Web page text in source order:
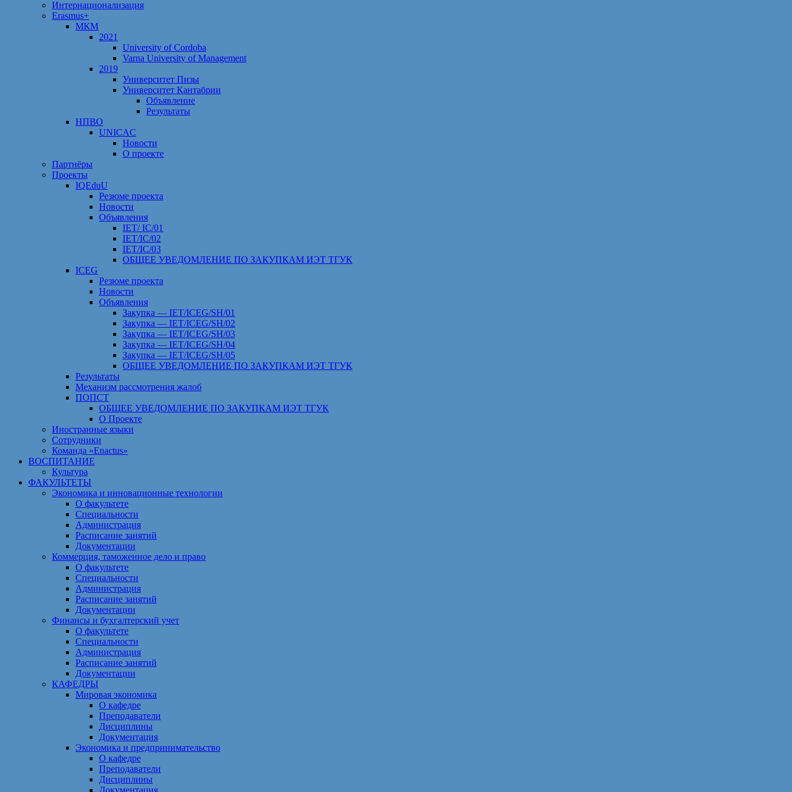
Интернационализация
Erasmus+
МКМ
2021
University of Cordoba
Varna University of Management
2019
Университет Пизы
Университет Кантабрии
Объявление
Результаты
НПВО
UNICAC
Новости
О проекте
Партнёры
Проекты
IQEduU
Резюме проекта
Новости
Объявления
IET/ IC/01
IET/IC/02
IET/IC/03
ОБЩЕЕ УВЕДОМЛЕНИЕ ПО ЗАКУПКАМ ИЭТ ТГУК
ICEG
Резюме проекта
Новости
Объявления
Закупка — IET/ICEG/SH/01
Закупка — IET/ICEG/SH/02
Закупка — IET/ICEG/SH/03
Закупка — IET/ICEG/SH/04
Закупка — IET/ICEG/SH/05
ОБЩЕЕ УВЕДОМЛЕНИЕ ПО ЗАКУПКАМ ИЭТ ТГУК
Результаты
Механизм рассмотрения жалоб
ПОПСТ
ОБЩЕЕ УВЕДОМЛЕНИЕ ПО ЗАКУПКАМ ИЭТ ТГУК
О Проекте
Иностранные языки
Сотрудники
Команда «Enactus»
ВОСПИТАНИЕ
Культура
ФАКУЛЬТЕТЫ
Экономика и инновационные технологии
О факультете
Специальности
Администрация
Расписание занятий
Документации
Коммерция, таможенное дело и право
О факультете
Специальности
Администрация
Расписание занятий
Документации
Финансы и бухгалтерский учет
О факультете
Специальности
Администрация
Расписание занятий
Документации
КАФЕДРЫ
Мировая экономика
О кафедре
Преподаватели
Дисциплины
Документация
Экономика и предпринимательство
О кафедре
Преподаватели
Дисциплины
Документация